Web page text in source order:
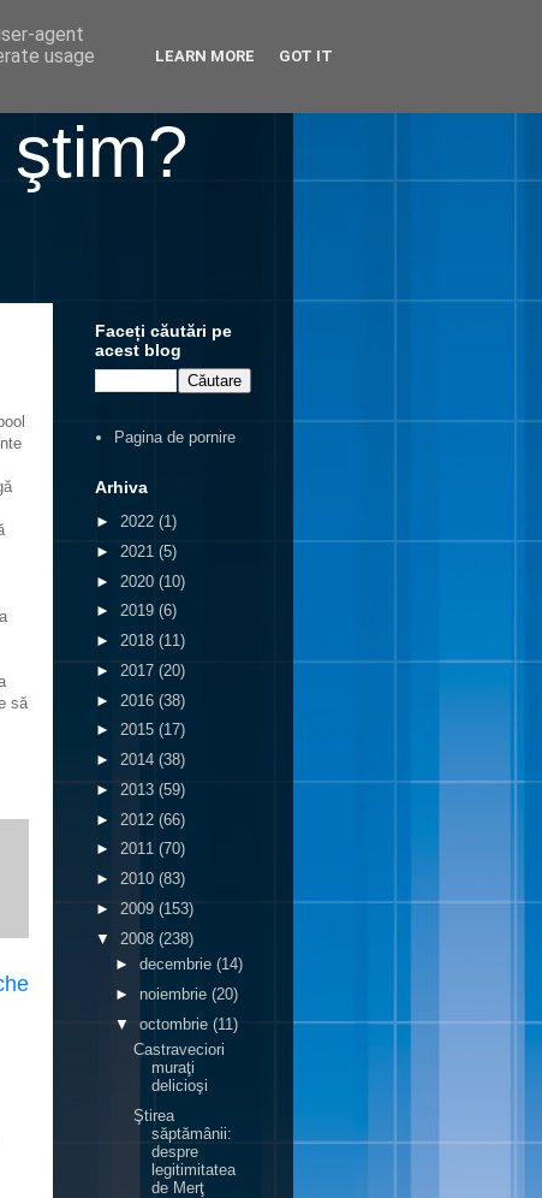
să
Faceți căutări pe
acest blog
Pagina de pornire
Arhiva
► 2022 (1)
► 2021 (5)
► 2020 (10)
► 2019 (6)
► 2018 (11)
► 2017 (20)
► 2016 (38)
► 2015 (17)
► 2014 (38)
► 2013 (59)
► 2012 (66)
► 2011 (70)
► 2010 (83)
► 2009 (153)
▼ 2008 (238)
► decembrie (14)
► noiembrie (20)
▼ octombrie (11)
Castraveciori
muraţi
delicioşi
Ştirea
săptămânii:
despre
legitimitatea
de Merţ
agent
usage
LEARN MORE GOT IT